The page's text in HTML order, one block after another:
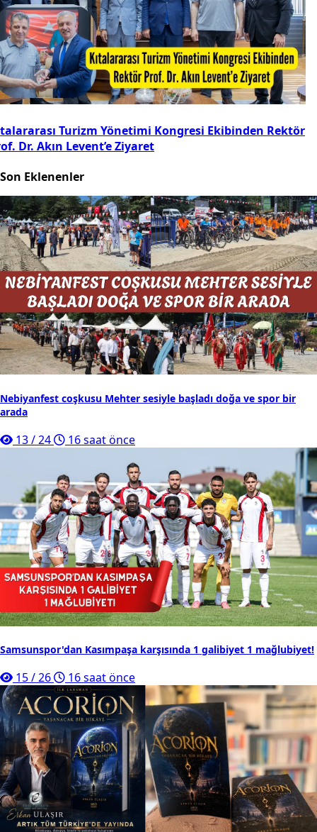
Turizm Yönetimi Kongresi Ekibinden Rektör
Dr. Akın Levent’e Ziyaret
Son Eklenenler
Nebiyanfest coşkusu Mehter sesiyle başladı doğa ve spor bir
arada
13/24 16 saat önce
Samsunspor'dan Kasımpaşa karşısında 1 galibiyet 1 mağlubiyet!
15/26 16 saat önce